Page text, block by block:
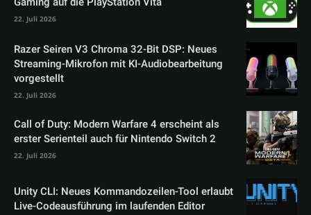
22. Juli 2026
Razer Seiren V3 Chroma 32-Bit DSP: Neues
Streaming-Mikrofon mit KI-Audiobearbeitung
vorgestellt
22. Juli 2026
Call of Duty: Modern Warfare 4 erscheint als
erster Serienteil auch für Nintendo Switch 2
22. Juli 2026
Unity CLI: Neues Kommandozeilen-Tool erlaubt
Live-Codeausführung im laufenden Editor